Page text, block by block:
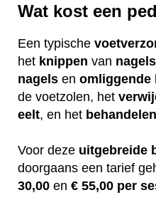
Wat kost een
Een typische
het knippen van nagels
nagels en omliggende
de voetzolen, het
eelt, en het behandelen
Voor deze uitgebreide
doorgaans een tarief
30,00 en € 55,00 per